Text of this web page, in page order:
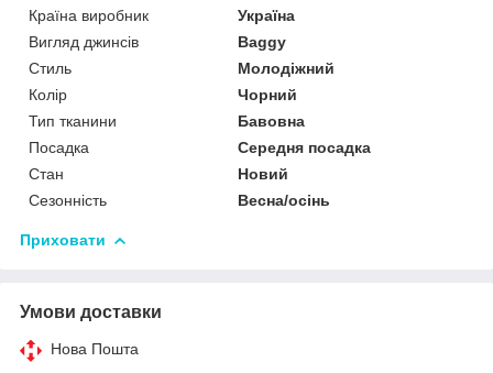
Країна виробник
Україна
Вигляд джинсів
Baggy
Стиль
Молодіжний
Колір
Чорний
Тип тканини
Бавовна
Посадка
Середня посадка
Стан
Новий
Сезонність
Весна/осінь
Приховати
Умови доставки
Нова Пошта